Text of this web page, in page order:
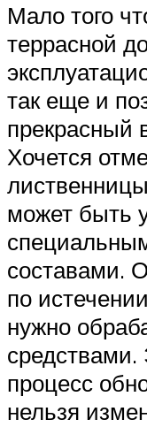
Мало того
террасной
так еще и
прекрасный
Хочется
может быть
составами.
по
нужно
процесс
нельзя